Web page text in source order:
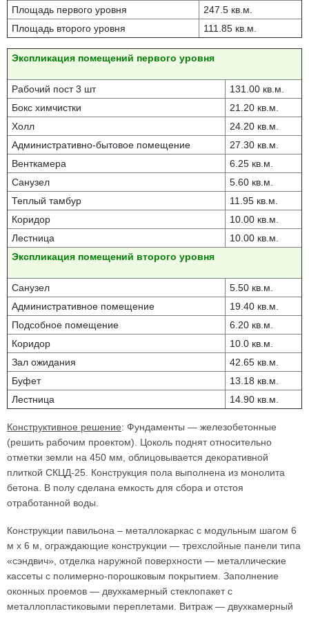
Площадь первого уровня
247.5 кв.м.
Площадь второго уровня
111.85 кв.м.
Экспликация помещений первого уровня
Рабочий пост 3 шт
131.00 кв.м.
Бокс химчистки
21.20 кв.м.
Холл
24.20 кв.м.
Административно-бытовое помещение
27.30 кв.м.
Венткамера
6.25 кв.м.
Санузел
5.60 кв.м.
Теплый тамбур
11.95 кв.м.
Коридор
10.00 кв.м.
Лестница
10.00 кв.м.
Экспликация помещений второго уровня
Санузел
5.50 кв.м.
Административное помещение
19.40 кв.м.
Подсобное помещение
6.20 кв.м.
Коридор
10.0 кв.м.
Зал ожидания
42.65 кв.м.
Буфет
13.18 кв.м.
Лестница
14.90 кв.м.
Конструктивное решение: Фундаменты — железобетонные
(решить рабочим проектом). Цоколь поднят относительно
отметки земли на 450 мм, облицовывается декоративной
плиткой СКЦД-25. Конструкция пола выполнена из монолита
бетона. В полу сделана емкость для сбора и отстоя
отработанной воды.
Конструкции павильона – металлокаркас с модульным шагом 6
м х 6 м, ограждающие конструкции — трехслойные панели типа
«сэндвич», отделка наружной поверхности — металлические
кассеты с полимерно-порошковым покрытием. Заполнение
оконных проемов — двухкамерный стеклопакет с
металлопластиковыми переплетами. Витраж — двухкамерный